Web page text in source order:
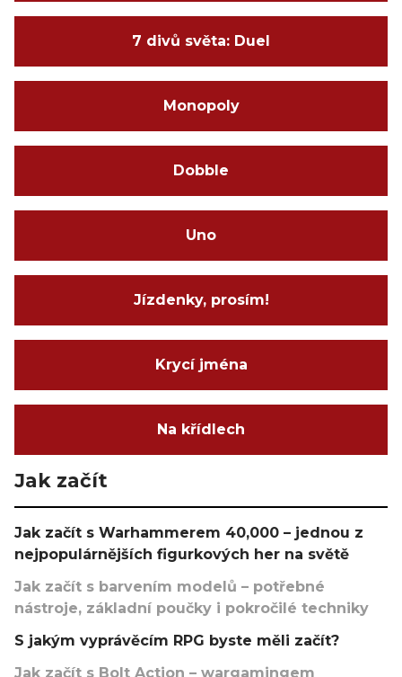
7 divů světa: Duel
Monopoly
Dobble
Uno
Jízdenky, prosím!
Krycí jména
Na křídlech
Jak začít
Jak začít s Warhammerem 40,000 – jednou z
nejpopulárnějších figurkových her na světě
Jak začít s barvením modelů – potřebné
nástroje, základní poučky i pokročilé techniky
S jakým vyprávěcím RPG byste měli začít?
Jak začít s Bolt Action – wargamingem